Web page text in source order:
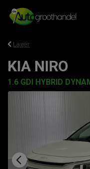
Lager
KIA NIRO
1.6 GDI HYBRID